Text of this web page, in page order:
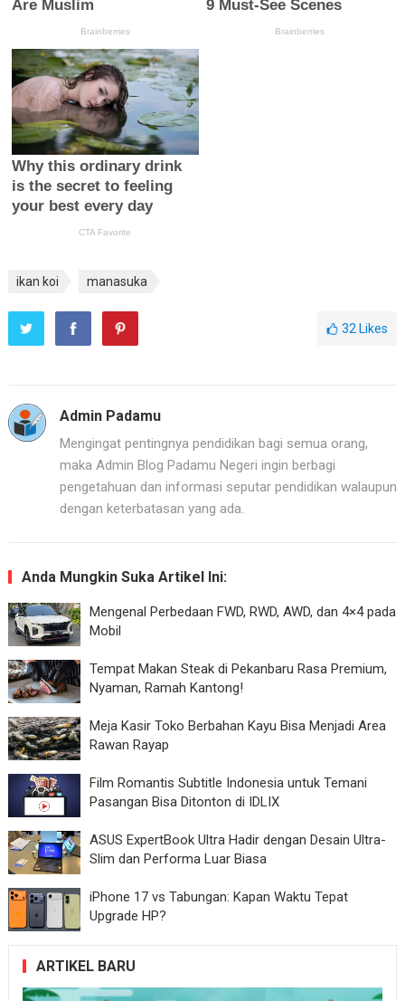
ikan koi manasuka
32 Likes
Admin Padamu
Mengingat pentingnya pendidikan bagi semua orang,
maka Admin Blog Padamu Negeri ingin berbagi
pengetahuan dan informasi seputar pendidikan walaupun
dengan keterbatasan yang ada.
Anda Mungkin Suka Artikel Ini:
Mengenal Perbedaan FWD, RWD, AWD, dan 4×4 pada
Mobil
Tempat Makan Steak di Pekanbaru Rasa Premium,
Nyaman, Ramah Kantong!
Meja Kasir Toko Berbahan Kayu Bisa Menjadi Area
Rawan Rayap
Film Romantis Subtitle Indonesia untuk Temani
Pasangan Bisa Ditonton di IDLIX
ASUS ExpertBook Ultra Hadir dengan Desain Ultra-
Slim dan Performa Luar Biasa
iPhone 17 vs Tabungan: Kapan Waktu Tepat
Upgrade HP?
ARTIKEL BARU